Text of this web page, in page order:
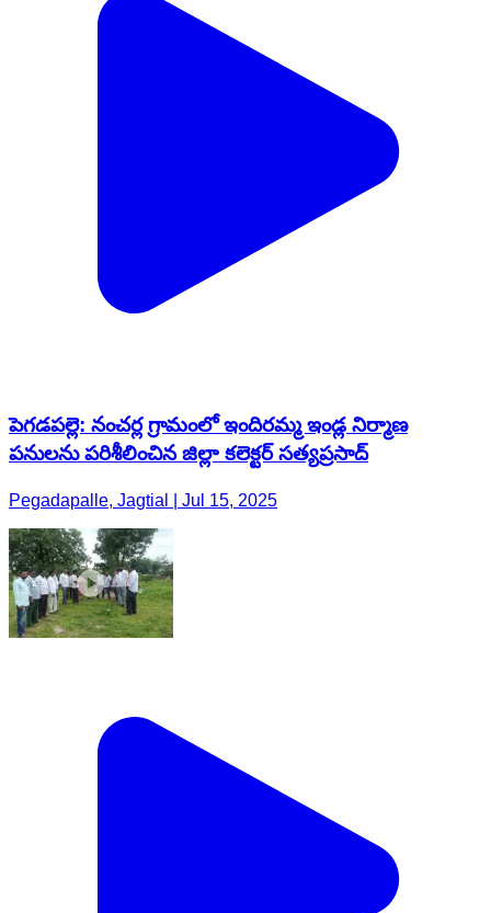
పెగడపల్లె: నంచర్ల గ్రామంలో ఇందిరమ్మ ఇండ్ల నిర్మాణ
పనులను పరిశీలించిన జిల్లా కలెక్టర్ సత్యప్రసాద్
Pegadapalle, Jagtial | Jul 15, 2025